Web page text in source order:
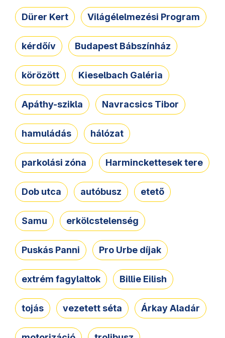
Dürer Kert Világélelmezési Program
kérdőív Budapest Bábszínház
körözött Kieselbach Galéria
Apáthy-szikla Navracsics Tibor
hamuládás hálózat
parkolási zóna Harminckettesek tere
Dob utca autóbusz etető
Samu erkölcstelenség
Puskás Panni Pro Urbe díjak
extrém fagylaltok Billie Eilish
tojás vezetett séta Árkay Aladár